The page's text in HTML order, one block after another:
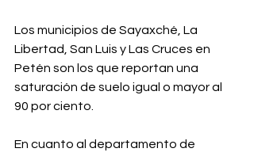
Los municipios de Sayaxché, La
Libertad, San Luis y Las Cruces en
Petén son los que reportan una
saturación de suelo igual o mayor al
90 por ciento.
En cuanto al departamento de